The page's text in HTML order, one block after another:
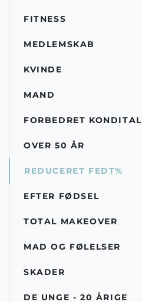
FITNESS
MEDLEMSKAB
KVINDE
MAND
FORBEDRET KONDITAL
OVER 50 ÅR
REDUCERET FEDT%
EFTER FØDSEL
TOTAL MAKEOVER
MAD OG FØLELSER
SKADER
DE UNGE - 20 ÅRIGE